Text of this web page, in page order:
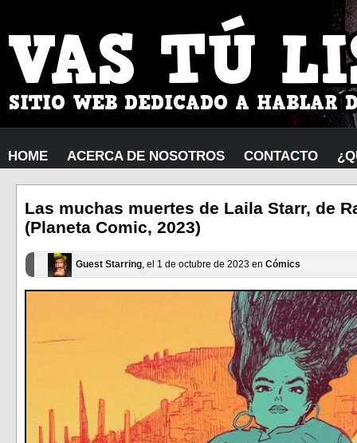
HOME ACERCA DE NOSOTROS CONTACTO
Las muchas muertes de Laila Starr, de
(Planeta Comic, 2023)
Guest Starring, el 1 de octubre de 2023 en Cómics